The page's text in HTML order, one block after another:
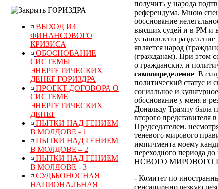
ГОРИЗДРА
¤ ВЫХОД ИЗ
ФИНАНСОВОГО
КРИЗИСА
¤ ОБОСНОВАНИЕ
СИСТЕМЫ
ЭНЕРГЕТИЧЕСКИХ
ДЕНЕГ ГОРИЗДРА
¤ ПРОЕКТ ДОГОВОРА О
СИСТЕМЕ
ЭНЕРГЕТИЧЕСКИХ
ДЕНЕГ
¤ ПЫТКИ НАД ГЕНИЕМ
В МОЛДОВЕ - 1
¤ ПЫТКИ НАД ГЕНИЕМ
В МОЛДОВЕ – 2
¤ ПЫТКИ НАД ГЕНИЕМ
В МОЛДОВЕ - 3
¤ СУДЬБОНОСНАЯ
НАЦИОНАЛЬНАЯ
получить у народа
референдума. Мною
обоснование
высших судей и в РМ и
установлено
является народ
(гражданам). При этом
о гражданских и
самоопределение. В
политический статус и
социальное и
обоснование у меня в
Дональду Трампу была
второго представителя
Председателем.
теневого мирового
импичмента моему
переходного
НОВОГО МИРОВОГО
- Комитет по
сенсационно резкую